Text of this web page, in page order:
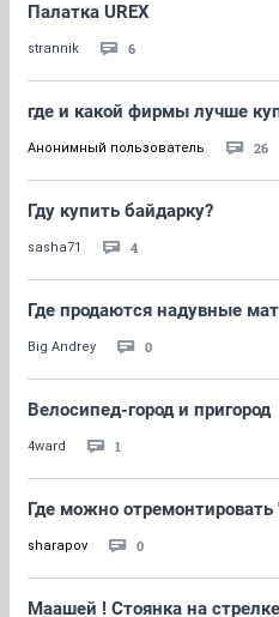
Палатка UREX
strannik 6
где и какой фирмы лучше
Анонимный пользователь 26
Гду купить байдарку?
sasha71 4
Где продаются надувные
Big Andrey 0
Велосипед-город и пригород
4ward 1
Где можно
sharapov 0
Маашей ! Стоянка на стрелке